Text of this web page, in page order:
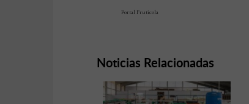
Portal Fruticola
Noticias Relacionadas